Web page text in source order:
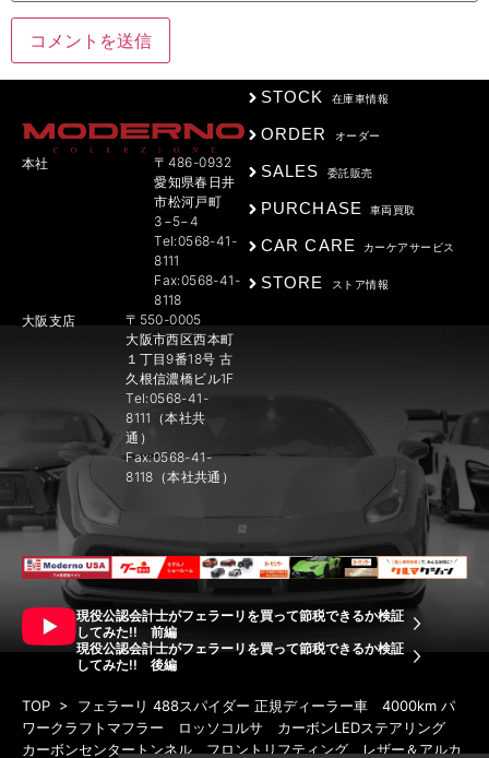
本社
〒486-0932
愛知県春日井
市松河戸町
3−5−4
Tel:0568-41-
8111
Fax:0568-41-
8118
大阪支店
〒550-0005
大阪市西区西本町
１丁目9番18号 古
久根信濃橋ビル1F
Tel:0568-41-
8111（本社共
通）
Fax:0568-41-
8118（本社共通）
STOCK 在庫車情報
ORDER オーダー
SALES 委託販売
PURCHASE 車両買取
CAR CARE カーケアサービス
STORE ストア情報
現役公認会計士がフェラーリを買って節税できるか検証
してみた!! 前編
現役公認会計士がフェラーリを買って節税できるか検証
してみた!! 後編
TOP > フェラーリ 488スパイダー 正規ディーラー車 4000km パ
ワークラフトマフラー ロッソコルサ カーボンLEDステアリング
カーボンセンタートンネル フロントリフティング レザー＆アルカ